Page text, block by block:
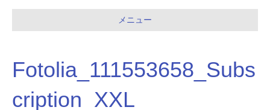
メニュー
Fotolia_111553658_Subs
cription_XXL